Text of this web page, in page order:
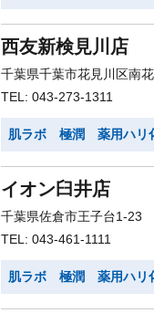
西友新検見川店
千葉県千葉市花見川区南花
TEL: 043-273-1311
肌ラボ 極潤 薬用ハリ
イオン臼井店
千葉県佐倉市王子台1-23
TEL: 043-461-1111
肌ラボ 極潤 薬用ハリ